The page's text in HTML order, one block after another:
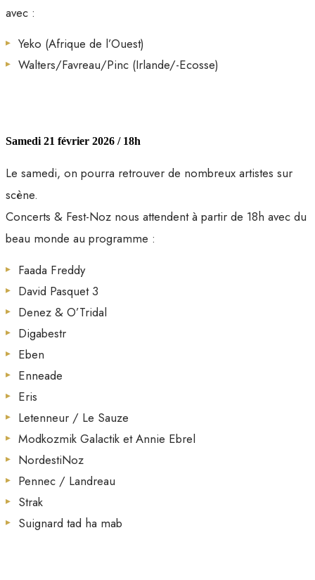
avec :
Yeko (Afrique de l’Ouest)
Walters/Favreau/Pinc (Irlande/-Ecosse)
Samedi 21 février 2026 / 18h
Le samedi, on pourra retrouver de nombreux artistes sur
scène.
Concerts & Fest-Noz nous attendent à partir de 18h avec du
beau monde au programme :
Faada Freddy
David Pasquet 3
Denez & O’Tridal
Digabestr
Eben
Enneade
Eris
Letenneur / Le Sauze
Modkozmik Galactik et Annie Ebrel
NordestiNoz
Pennec / Landreau
Strak
Suignard tad ha mab